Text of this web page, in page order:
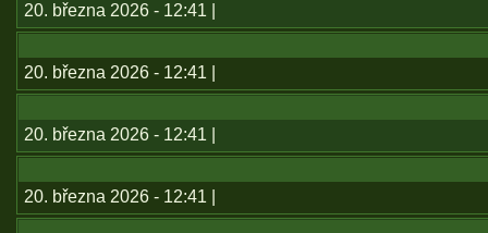
20. března 2026 - 12:41 |
20. března 2026 - 12:41 |
20. března 2026 - 12:41 |
20. března 2026 - 12:41 |